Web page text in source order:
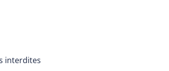
interdites